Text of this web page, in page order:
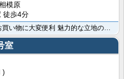
模原
徒歩4分
室